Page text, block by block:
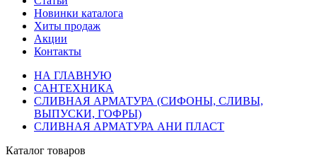
Новинки каталога
Хиты продаж
Акции
Контакты
НА ГЛАВНУЮ
САНТЕХНИКА
СЛИВНАЯ АРМАТУРА (СИФОНЫ, СЛИВЫ,
ВЫПУСКИ, ГОФРЫ)
СЛИВНАЯ АРМАТУРА АНИ ПЛАСТ
Каталог товаров